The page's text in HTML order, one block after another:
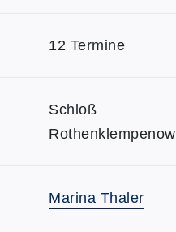
12 Termine
Schloß
Rothenklempenow
Marina Thaler